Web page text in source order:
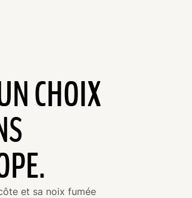
CHOIX
et sa noix fumée